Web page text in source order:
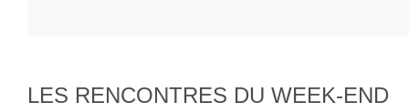
LES RENCONTRES DU WEEK-END